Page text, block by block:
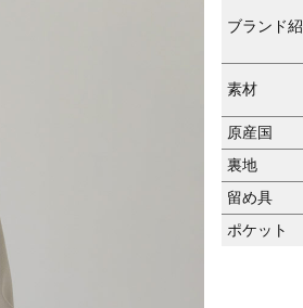
ブランド
素材
原産国
裏地
留め具
ポケット